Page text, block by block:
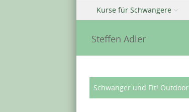
Menü
Zu Inhalt springen
Kurse für Schwangere
Steffen Adler
Schwanger und Fit! Outdoor